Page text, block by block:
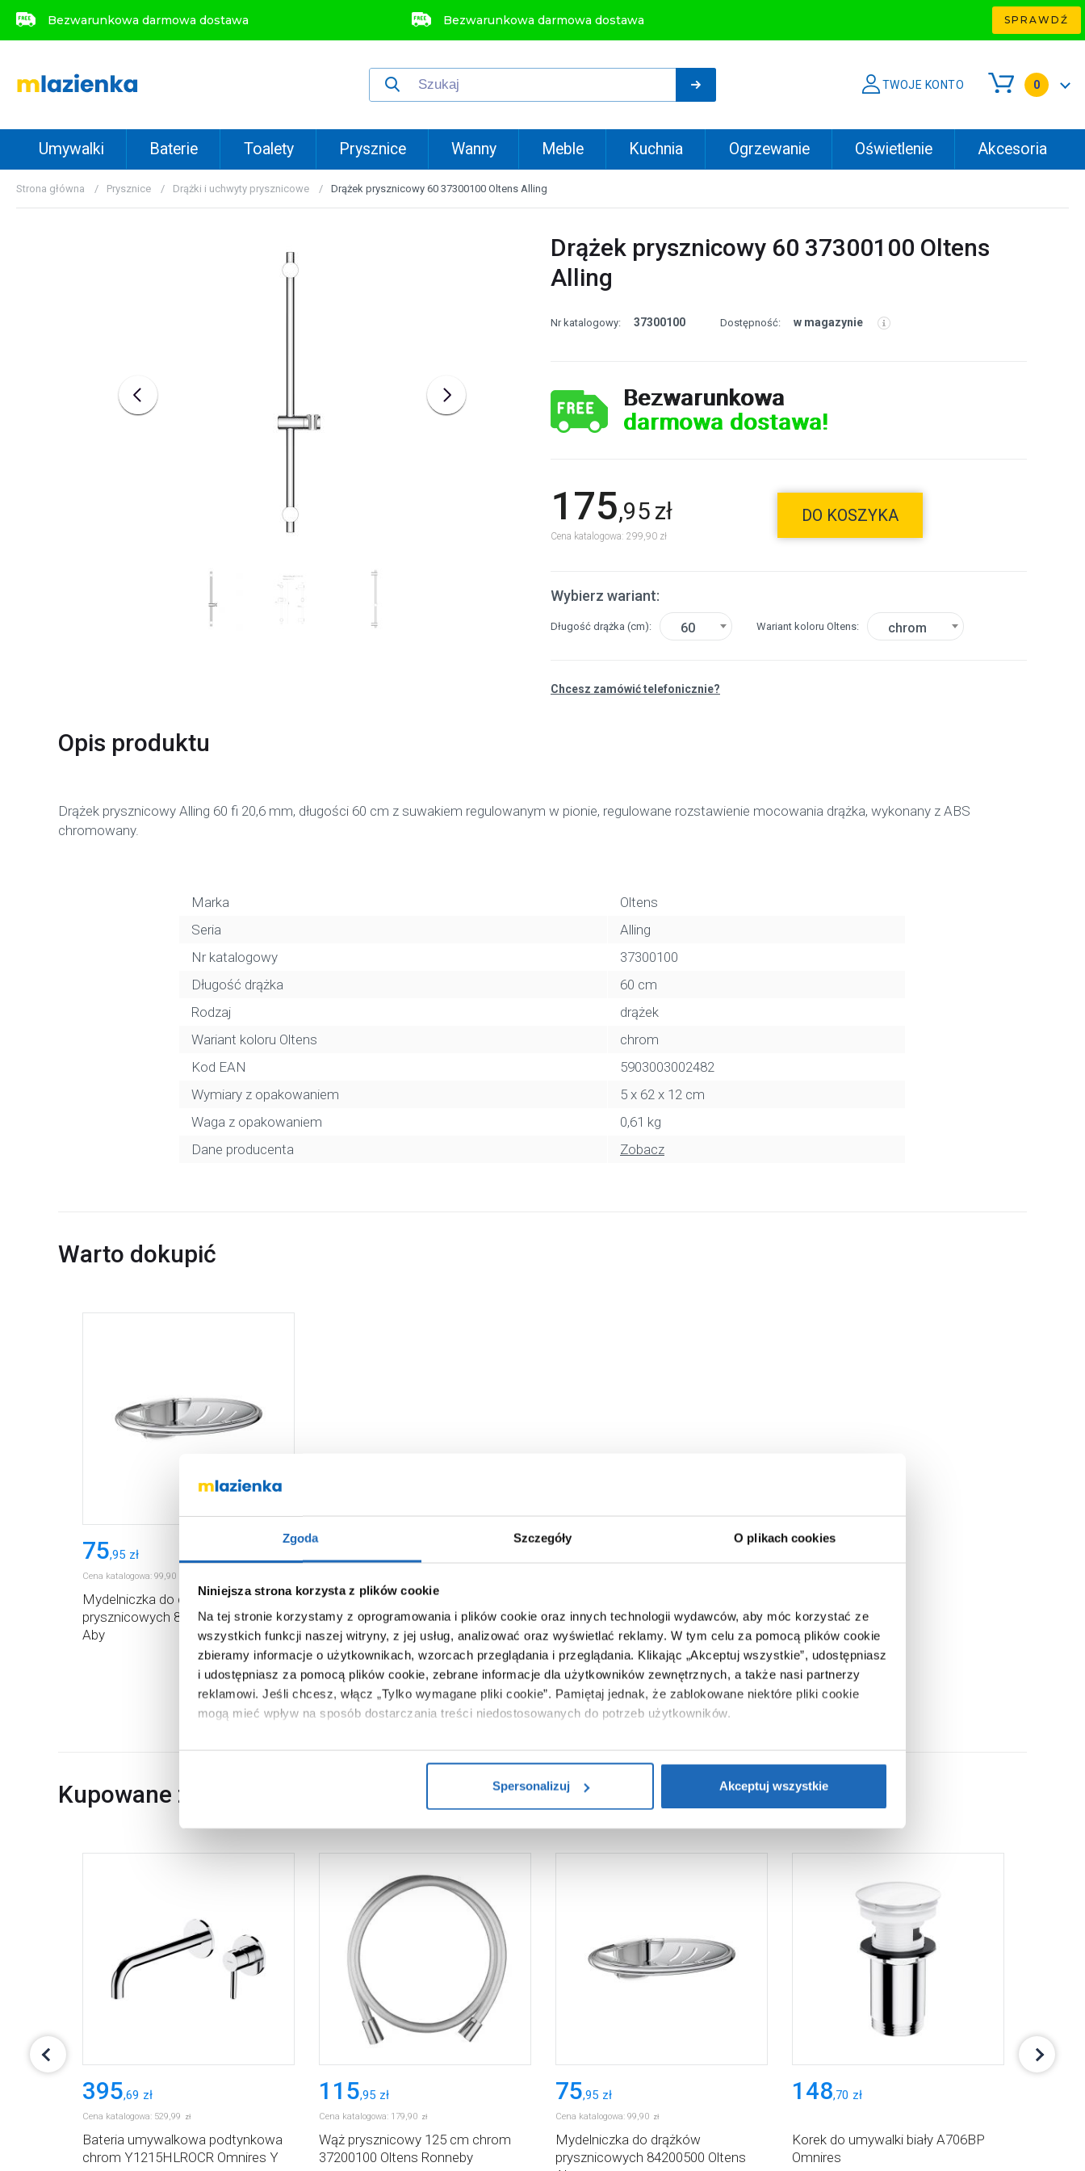
Zgoda Szczegóły O plikach cookies
Niniejsza strona korzysta z plików cookie
Na tej stronie korzystamy z oprogramowania i plików cookie oraz innych technologii wydawców, aby móc korzystać ze
wszystkich funkcji naszej witryny, z jej usług, analizować oraz wyświetlać reklamy. W tym celu za pomocą plików cookie
zbieramy informacje o użytkownikach, wzorcach przeglądania i przeglądania. Klikając „Akceptuj wszystkie”, udostępniasz
i udostępniasz za pomocą plików cookie, zebrane informacje dla użytkowników zewnętrznych, a także nasi partnerzy
reklamowi. Jeśli chcesz, włącz „Tylko wymagane pliki cookie”. Pamiętaj jednak, że zablokowane niektóre pliki cookie
mogą mieć wpływ na sposób dostarczania treści niedostosowanych do potrzeb użytkowników.
Aby uzyskać więcej informacji na temat plików plików cookie, kliknij „Ustawienia plików cookie”.Jeśli chcesz uzyskać
Spersonalizuj
Akceptuj wszystkie
Bezwarunkowa darmowa dostawa Bezwarunkowa darmowa dostawa SPRAWDŹ
TWOJE KONTO 0
Umywalki Baterie Toalety Prysznice Wanny Meble Kuchnia Ogrzewanie Oświetlenie Akcesoria
Strona główna Prysznice Drążki i uchwyty prysznicowe Drążek prysznicowy 60 37300100 Oltens Alling
Drążek prysznicowy 60 37300100 Oltens
Alling
Nr katalogowy: 37300100 Dostępność: w magazynie
Bezwarunkowa
darmowa dostawa!
175,95 zł
Cena katalogowa: 299,90 zł
DO KOSZYKA
Wybierz wariant:
Długość drążka (cm) 60 Wariant koloru Oltens chrom
Chcesz zamówić telefonicznie?
Opis produktu
Drążek prysznicowy Alling 60 fi 20,6 mm, długości 60 cm z suwakiem regulowanym w pionie, regulowane rozstawienie mocowania drążka, wykonany z ABS
chromowany.
Marka
Oltens
Seria
Alling
Nr katalogowy
37300100
Długość drążka
60 cm
Rodzaj
drążek
Wariant koloru Oltens
chrom
Kod EAN
5903003002482
Wymiary z opakowaniem
5 x 62 x 12 cm
Waga z opakowaniem
0,61 kg
Dane producenta
Zobacz
Warto dokupić
75,95 zł
Cena katalogowa: 99,90
Mydelniczka do drążków
prysznicowych 84200500 Oltens
Aby
Kupowane z
395,69 zł
Cena katalogowa: 529,99 zł
Bateria umywalkowa podtynkowa
chrom Y1215HLROCR Omnires Y
115,95 zł
Cena katalogowa: 179,90 zł
Wąż prysznicowy 125 cm chrom
37200100 Oltens Ronneby
75,95 zł
Cena katalogowa: 99,90 zł
Mydelniczka do drążków
prysznicowych 84200500 Oltens
148,70 zł
Korek do umywalki biały A706BP
Omnires